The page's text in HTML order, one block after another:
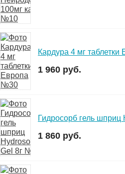
Кардура 4 мг
1 960 руб.
Гидросорб гель
1 860 руб.